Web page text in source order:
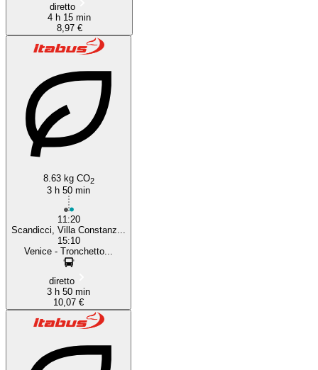
diretto
4 h 15 min
8,97 €
8.63 kg CO2
3 h 50 min
11:20
Scandicci, Villa Constanz...
15:10
Venice - Tronchetto...
diretto
3 h 50 min
10,07 €